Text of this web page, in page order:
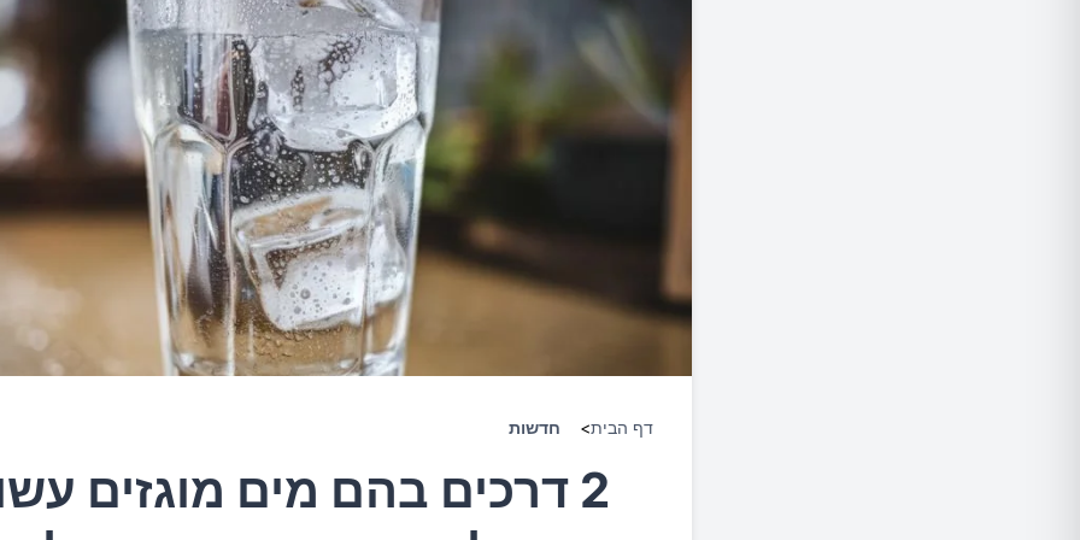
דף הבית> חדשות
2 דרכים בהם מים מוגזים